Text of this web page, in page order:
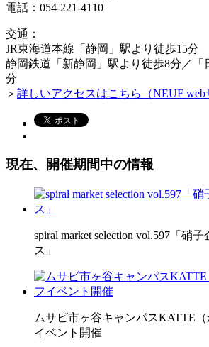
電話：054-221-4110
交通：
JR東海道本線「静岡」駅より徒歩15分
静岡鉄道「新静岡」駅より徒歩8分／「
分
＞ 詳しいアクセスはこちら（NEUF web
現在、開催期間中の情報
spiral market selection vol.597「硝
ス」
ムサビ市ヶ谷キャンパスKATTE
イベント開催